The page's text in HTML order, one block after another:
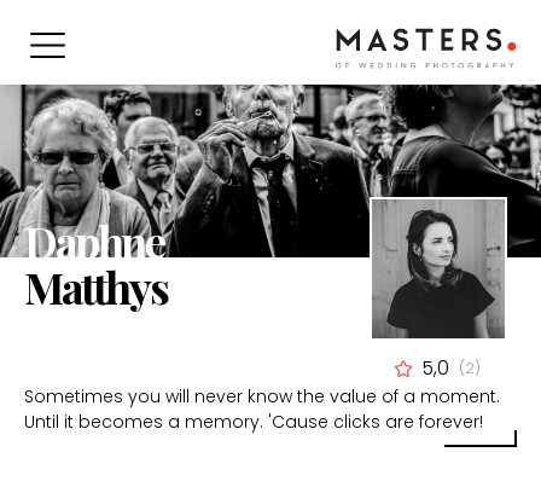
Daphne
Matthys
5,0 (2)
Sometimes you will never know the value of a moment.
Until it becomes a memory. 'Cause clicks are forever!